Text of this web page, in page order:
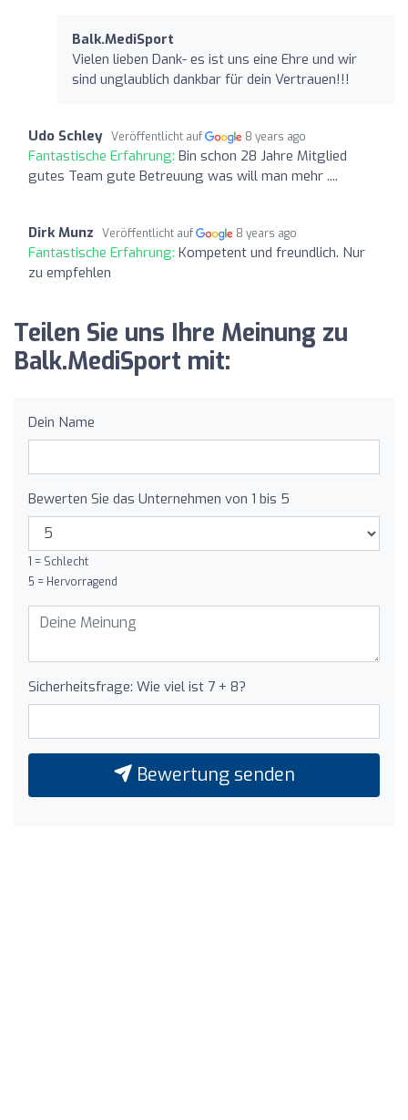
Balk.MediSport
Vielen lieben Dank- es ist uns eine Ehre und wir
sind unglaublich dankbar für dein Vertrauen!!!
Udo Schley Veröffentlicht auf 8 years ago
Fantastische Erfahrung: Bin schon 28 Jahre Mitglied
gutes Team gute Betreuung was will man mehr ....
Dirk Munz Veröffentlicht auf 8 years ago
Fantastische Erfahrung: Kompetent und freundlich. Nur
zu empfehlen
Teilen Sie uns Ihre Meinung zu
Balk.MediSport mit:
Dein Name
Bewerten Sie das Unternehmen von 1 bis 5
1 = Schlecht
5 = Hervorragend
Sicherheitsfrage: Wie viel ist 7 + 8?
Bewertung senden